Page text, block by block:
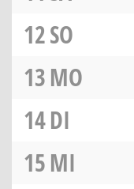
12SO
13MO
14DI
15MI